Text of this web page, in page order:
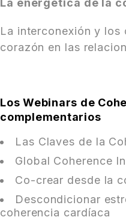
La energética de la
La interconexión y los
corazón en las
Los Webinars de
complementarios
Las Claves de la
Global Coherence
Co-crear desde la
Descondicionar
coherencia cardíaca